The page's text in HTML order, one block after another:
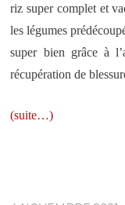
riz super complet et
les légumes
super bien grâce à
récupération de
(suite…)